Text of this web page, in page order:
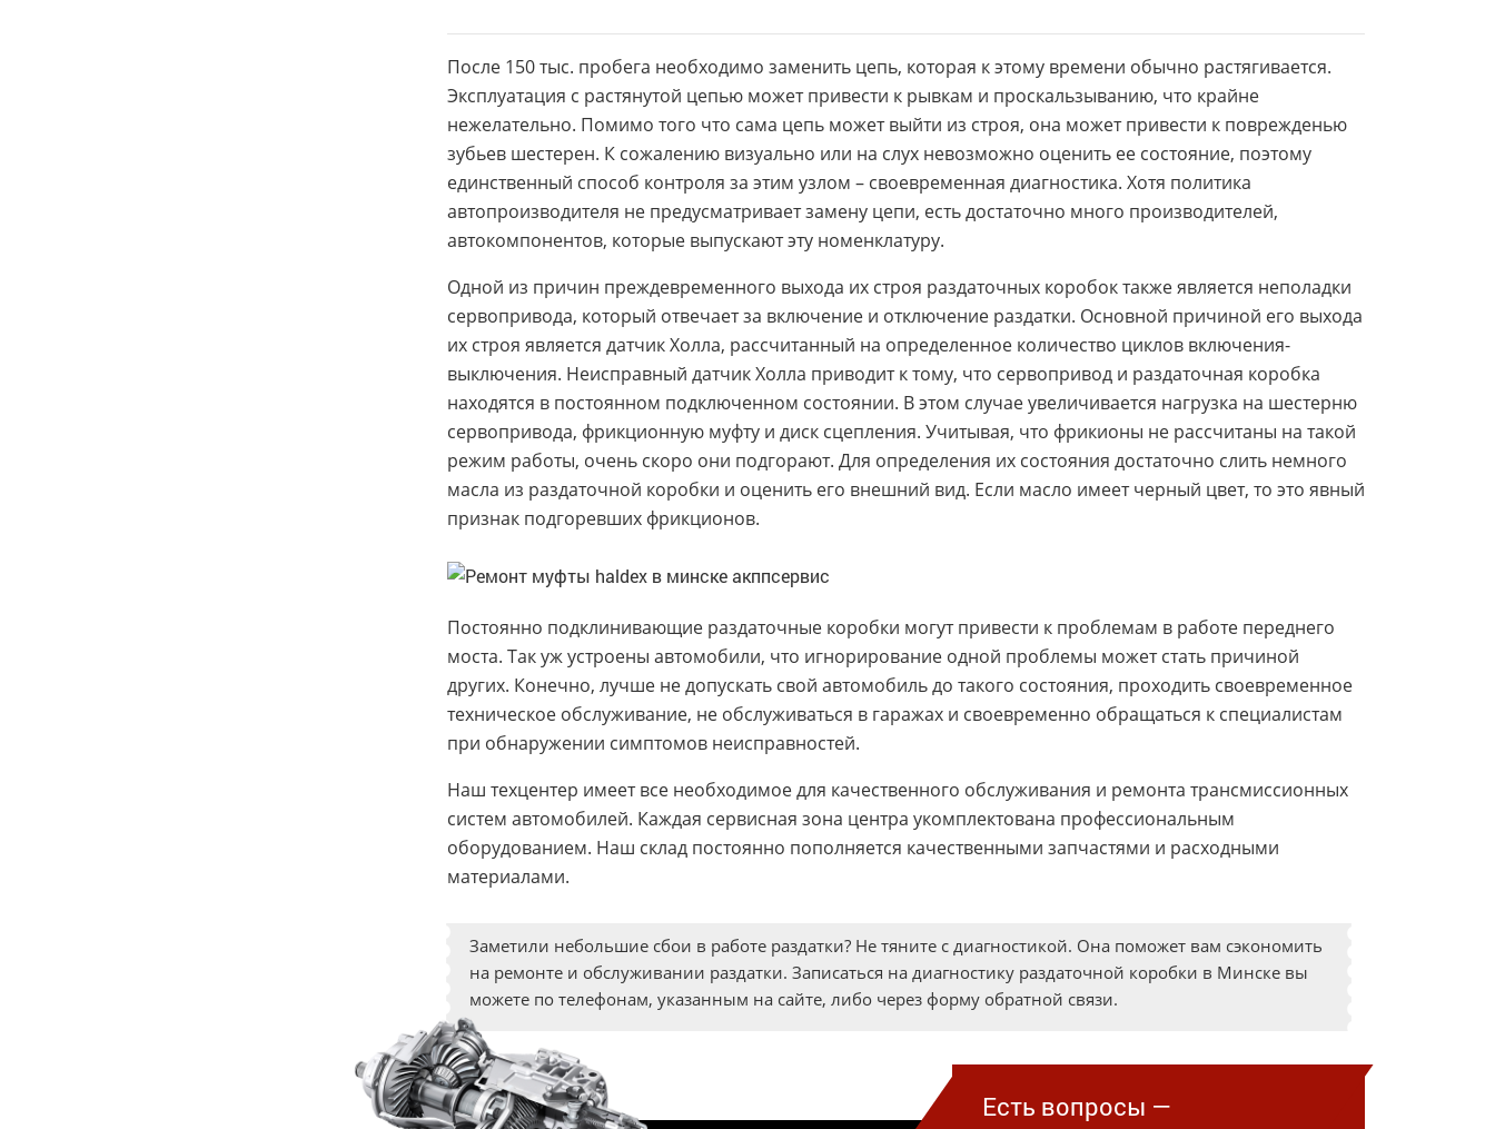
После 150 тыс. пробега необходимо заменить цепь, которая к этому времени обычно растягивается.
Эксплуатация с растянутой цепью может привести к рывкам и проскальзыванию, что крайне
нежелательно. Помимо того что сама цепь может выйти из строя, она может привести к поврежденью
зубьев шестерен. К сожалению визуально или на слух невозможно оценить ее состояние, поэтому
единственный способ контроля за этим узлом – своевременная диагностика. Хотя политика
автопроизводителя не предусматривает замену цепи, есть достаточно много производителей,
автокомпонентов, которые выпускают эту номенклатуру.
Одной из причин преждевременного выхода их строя раздаточных коробок также является неполадки
сервопривода, который отвечает за включение и отключение раздатки. Основной причиной его выхода
их строя является датчик Холла, рассчитанный на определенное количество циклов включения-
выключения. Неисправный датчик Холла приводит к тому, что сервопривод и раздаточная коробка
находятся в постоянном подключенном состоянии. В этом случае увеличивается нагрузка на шестерню
сервопривода, фрикционную муфту и диск сцепления. Учитывая, что фрикионы не рассчитаны на такой
режим работы, очень скоро они подгорают. Для определения их состояния достаточно слить немного
масла из раздаточной коробки и оценить его внешний вид. Если масло имеет черный цвет, то это явный
признак подгоревших фрикционов.
Постоянно подклинивающие раздаточные коробки могут привести к проблемам в работе переднего
моста. Так уж устроены автомобили, что игнорирование одной проблемы может стать причиной
других. Конечно, лучше не допускать свой автомобиль до такого состояния, проходить своевременное
техническое обслуживание, не обслуживаться в гаражах и своевременно обращаться к специалистам
при обнаружении симптомов неисправностей.
Наш техцентер имеет все необходимое для качественного обслуживания и ремонта трансмиссионных
систем автомобилей. Каждая сервисная зона центра укомплектована профессиональным
оборудованием. Наш склад постоянно пополняется качественными запчастями и расходными
материалами.
Заметили небольшие сбои в работе раздатки? Не тяните с диагностикой. Она поможет вам сэкономить
на ремонте и обслуживании раздатки. Записаться на диагностику раздаточной коробки в Минске вы
можете по телефонам, указанным на сайте, либо через форму обратной связи.
Есть вопросы —